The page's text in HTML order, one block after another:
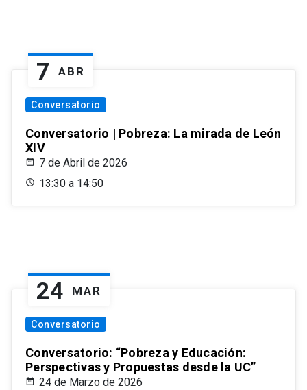
7 ABR
Conversatorio
Conversatorio | Pobreza: La mirada de León
XIV
7 de Abril de 2026
13:30 a 14:50
24 MAR
Conversatorio
Conversatorio: “Pobreza y Educación:
Perspectivas y Propuestas desde la UC”
24 de Marzo de 2026